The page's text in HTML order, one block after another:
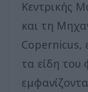
Κεντρικής
και τη
Copernicus,
τα είδη